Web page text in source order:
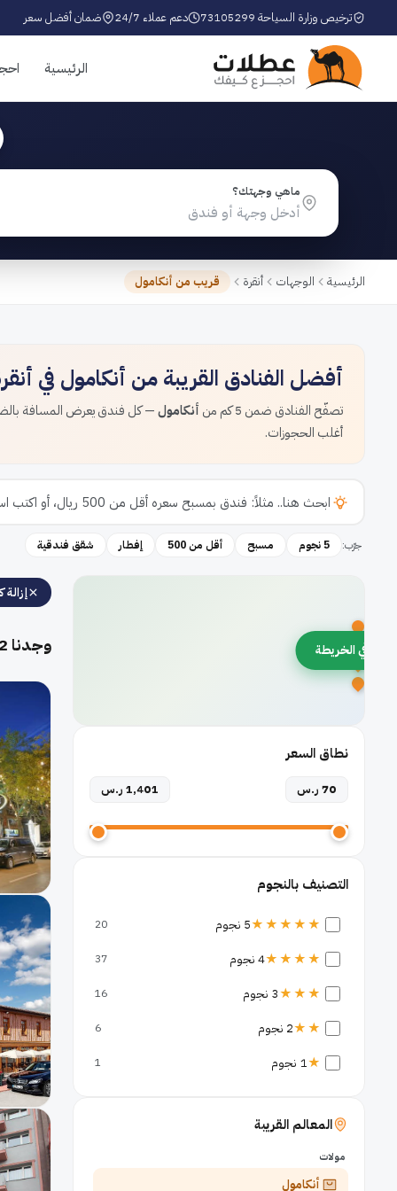
ترخيص وزارة السياحة 73105299 دعم عملاء 24/7 ضمان أفضل سعر
الرئيسية
ماهي وجهتك؟
الرئيسية الوجهات أنقرة قريب من أنكامول
أفضل الفنادق القريبة من أنكامول في
تصفّح الفنادق ضمن 5 كم من أنكامول— كل فندق يعرض المسافة
أغلب الحجوزات.
جرّب: 5 نجوم مسبح أقل من 500 إفطار شقق فندقية
في الخريطة
نطاق السعر
70 ر.س 1,401 ر.س
التصنيف بالنجوم
★★★★★5 نجوم 20
★★★★4 نجوم 37
★★★3 نجوم 16
★★2 نجوم 6
★1 نجوم 1
المعالم القريبة
مولات
أنكامول
إزالة
وجدنا